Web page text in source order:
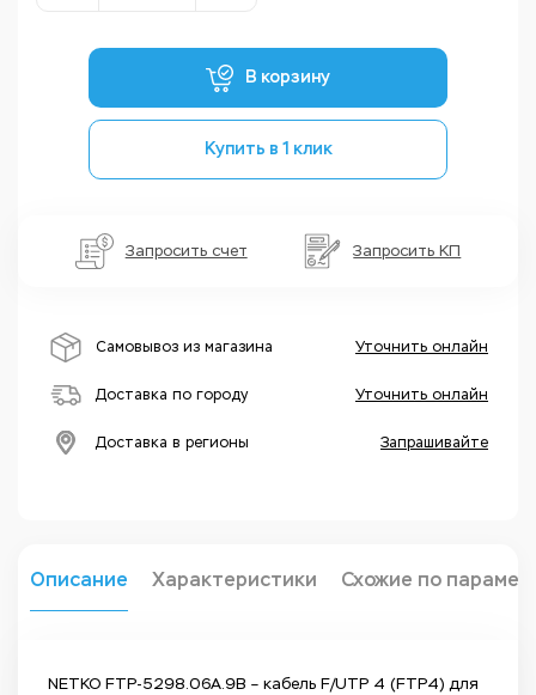
В корзину
Купить в 1 клик
Запросить счет Запросить КП
Самовывоз из магазина Уточнить онлайн
Доставка по городу Уточнить онлайн
Доставка в регионы Запрашивайте
Описание Характеристики Схожие по
NETKO FTP-5298.06A.9B – кабель F/UTP 4 (FTP4) для